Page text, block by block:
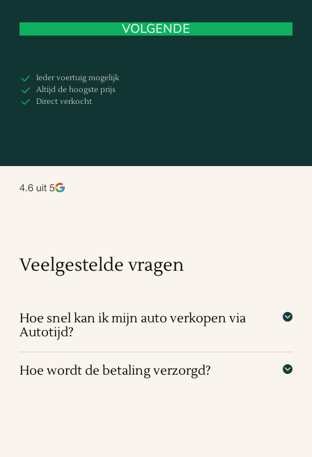
VOLGENDE
Ieder voertuig mogelijk
Altijd de hoogste prijs
Direct verkocht
4.6 uit 5
Veelgestelde vragen
Hoe snel kan ik mijn auto verkopen via
Autotijd?
Hoe wordt de betaling verzorgd?